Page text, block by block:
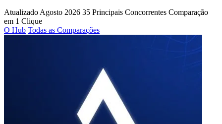
Atualizado Agosto 2026 35 Principais Concorrentes Comparação
em 1 Clique
O Hub Todas as Comparações